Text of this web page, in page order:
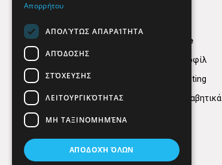
Find Here
Εταιρικό Προφίλ
Digital marketing
Κατηγορίες Αλφαβητικά
Απορρήτου
ΑΠΟΛΎΤΩΣ ΑΠΑΡΑΊΤΗΤΑ
ΑΠΌΔΟΣΗΣ
ΣΤΌΧΕΥΣΗΣ
ΛΕΙΤΟΥΡΓΙΚΌΤΗΤΑΣ
ΜΗ ΤΑΞΙΝΟΜΗΜΈΝΑ
ΑΠΟΔΟΧΉ ΌΛΩΝ